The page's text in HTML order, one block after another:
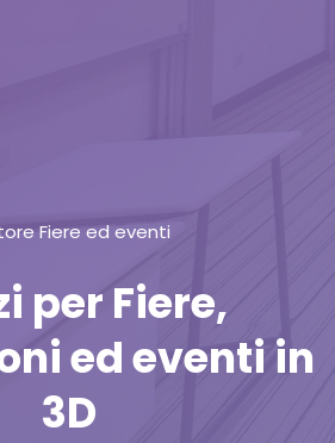
Fiere ed eventi
per Fiere,
ed eventi in
3D